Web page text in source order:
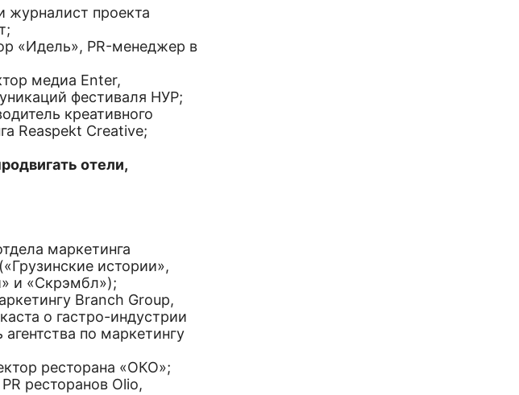
проекта
«Идель», PR-менеджер в
медиа Enter,
фестиваля НУР;
креативного
Reaspekt Creative;
отели,
маркетинга
истории»,
и «Скрэмбл»);
Branch Group,
о гастро-индустрии
по маркетингу
ресторана «ОКО»;
ресторанов Olio,